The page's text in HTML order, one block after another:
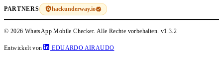
PARTNERS hackunderway.io
© 2026 WhatsApp Mobile Checker. Alle Rechte vorbehalten. v1.3.2
Entwickelt von EDUARDO AIRAUDO